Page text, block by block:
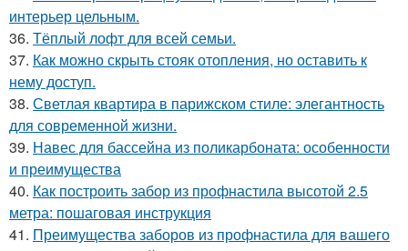
интерьер цельным.
36. Тёплый лофт для всей семьи.
37. Как можно скрыть стояк отопления, но оставить к
нему доступ.
38. Светлая квартира в парижском стиле: элегантность
для современной жизни.
39. Навес для бассейна из поликарбоната: особенности
и преимущества
40. Как построить забор из профнастила высотой 2.5
метра: пошаговая инструкция
41. Преимущества заборов из профнастила для вашего